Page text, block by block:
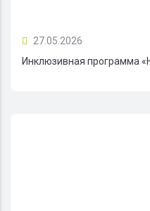
27.05.2026
Инклюзивная программа